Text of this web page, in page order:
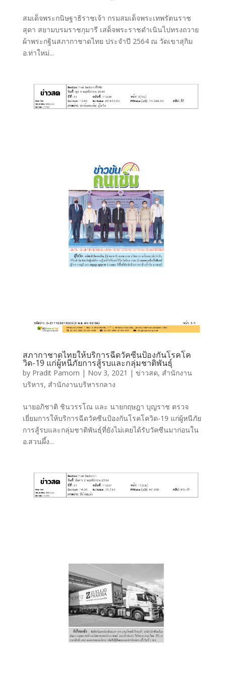
สมเด็จพระกนิษฐาธิราชเจ้า กรมสมเด็จพระเทพรัตนราช
สุดา สยามบรมราชกุมารี เสด็จพระราชดำเนินไปทรงถวาย
ผ้าพระกฐินสภากาชาดไทย ประจำปี 2564 ณ วัดเขาสุกิม
อ.ท่าใหม่...
สภากาชาดไทยให้บริการฉีดวัคซีนป้องกันโรคโค
วิด-19 แก่ผู้หนีภัยการสู้รบและกลุ่มชาติพันธุ์
by Pradit Pamorn | Nov 3, 2021 | ข่าวสด, สำนักงาน
บริหาร, สำนักงานบริหารกลาง
นายอภิชาติ ชินวรรโณ และ นายกฤษฎา บุญราช ตรวจ
เยี่ยมการให้บริการฉีดวัคซีนป้องกันโรคโควิด-19 แก่ผู้หนีภัย
การสู้รบและกลุ่มชาติพันธุ์ที่ยังไม่เคยได้รับวัคซีนมาก่อนใน
อ.สวนผึ้ง...